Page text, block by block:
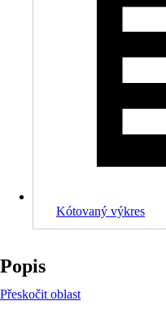
Kótovaný výkres
Popis
Přeskočit oblast